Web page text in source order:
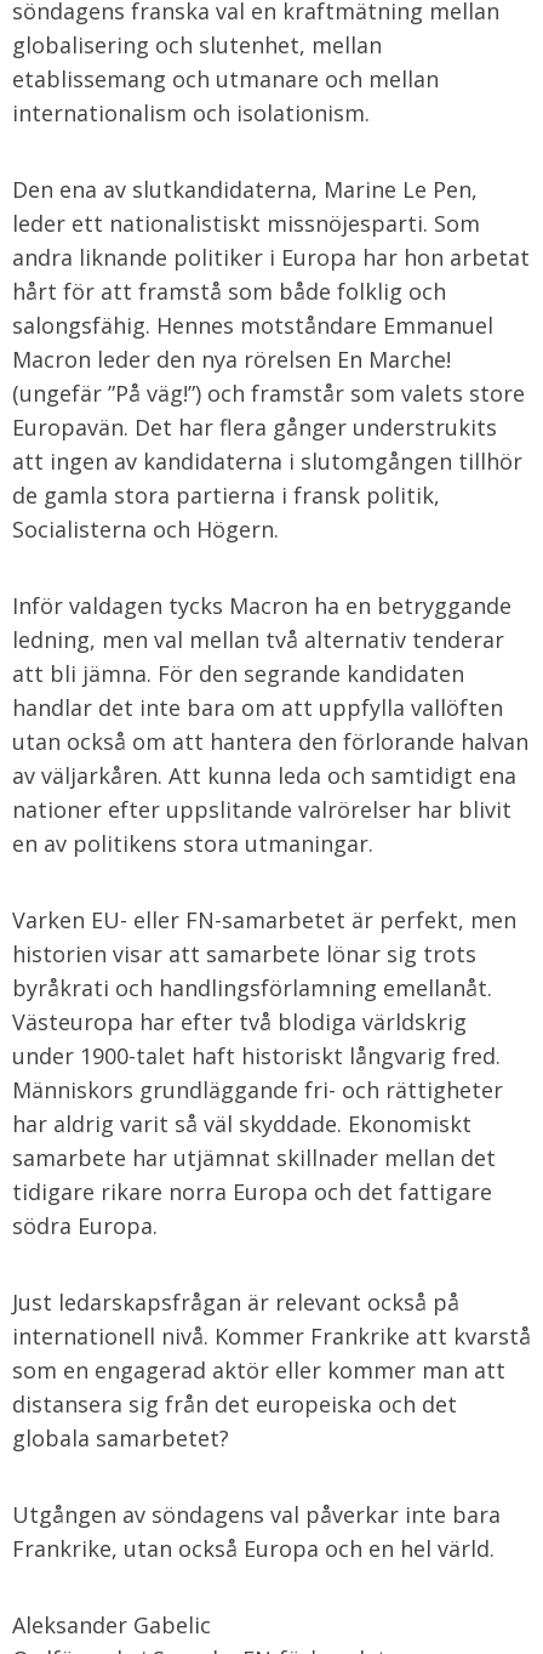
söndagens franska val en kraftmätning mellan
globalisering och slutenhet, mellan
etablissemang och utmanare och mellan
internationalism och isolationism.
Den ena av slutkandidaterna, Marine Le Pen,
leder ett nationalistiskt missnöjesparti. Som
andra liknande politiker i Europa har hon arbetat
hårt för att framstå som både folklig och
salongsfähig. Hennes motståndare Emmanuel
Macron leder den nya rörelsen En Marche!
(ungefär ”På väg!”) och framstår som valets store
Europavän. Det har flera gånger understrukits
att ingen av kandidaterna i slutomgången tillhör
de gamla stora partierna i fransk politik,
Socialisterna och Högern.
Inför valdagen tycks Macron ha en betryggande
ledning, men val mellan två alternativ tenderar
att bli jämna. För den segrande kandidaten
handlar det inte bara om att uppfylla vallöften
utan också om att hantera den förlorande halvan
av väljarkåren. Att kunna leda och samtidigt ena
nationer efter uppslitande valrörelser har blivit
en av politikens stora utmaningar.
Varken EU- eller FN-samarbetet är perfekt, men
historien visar att samarbete lönar sig trots
byråkrati och handlingsförlamning emellanåt.
Västeuropa har efter två blodiga världskrig
under 1900-talet haft historiskt långvarig fred.
Människors grundläggande fri- och rättigheter
har aldrig varit så väl skyddade. Ekonomiskt
samarbete har utjämnat skillnader mellan det
tidigare rikare norra Europa och det fattigare
södra Europa.
Just ledarskapsfrågan är relevant också på
internationell nivå. Kommer Frankrike att kvarstå
som en engagerad aktör eller kommer man att
distansera sig från det europeiska och det
globala samarbetet?
Utgången av söndagens val påverkar inte bara
Frankrike, utan också Europa och en hel värld.
Aleksander Gabelic